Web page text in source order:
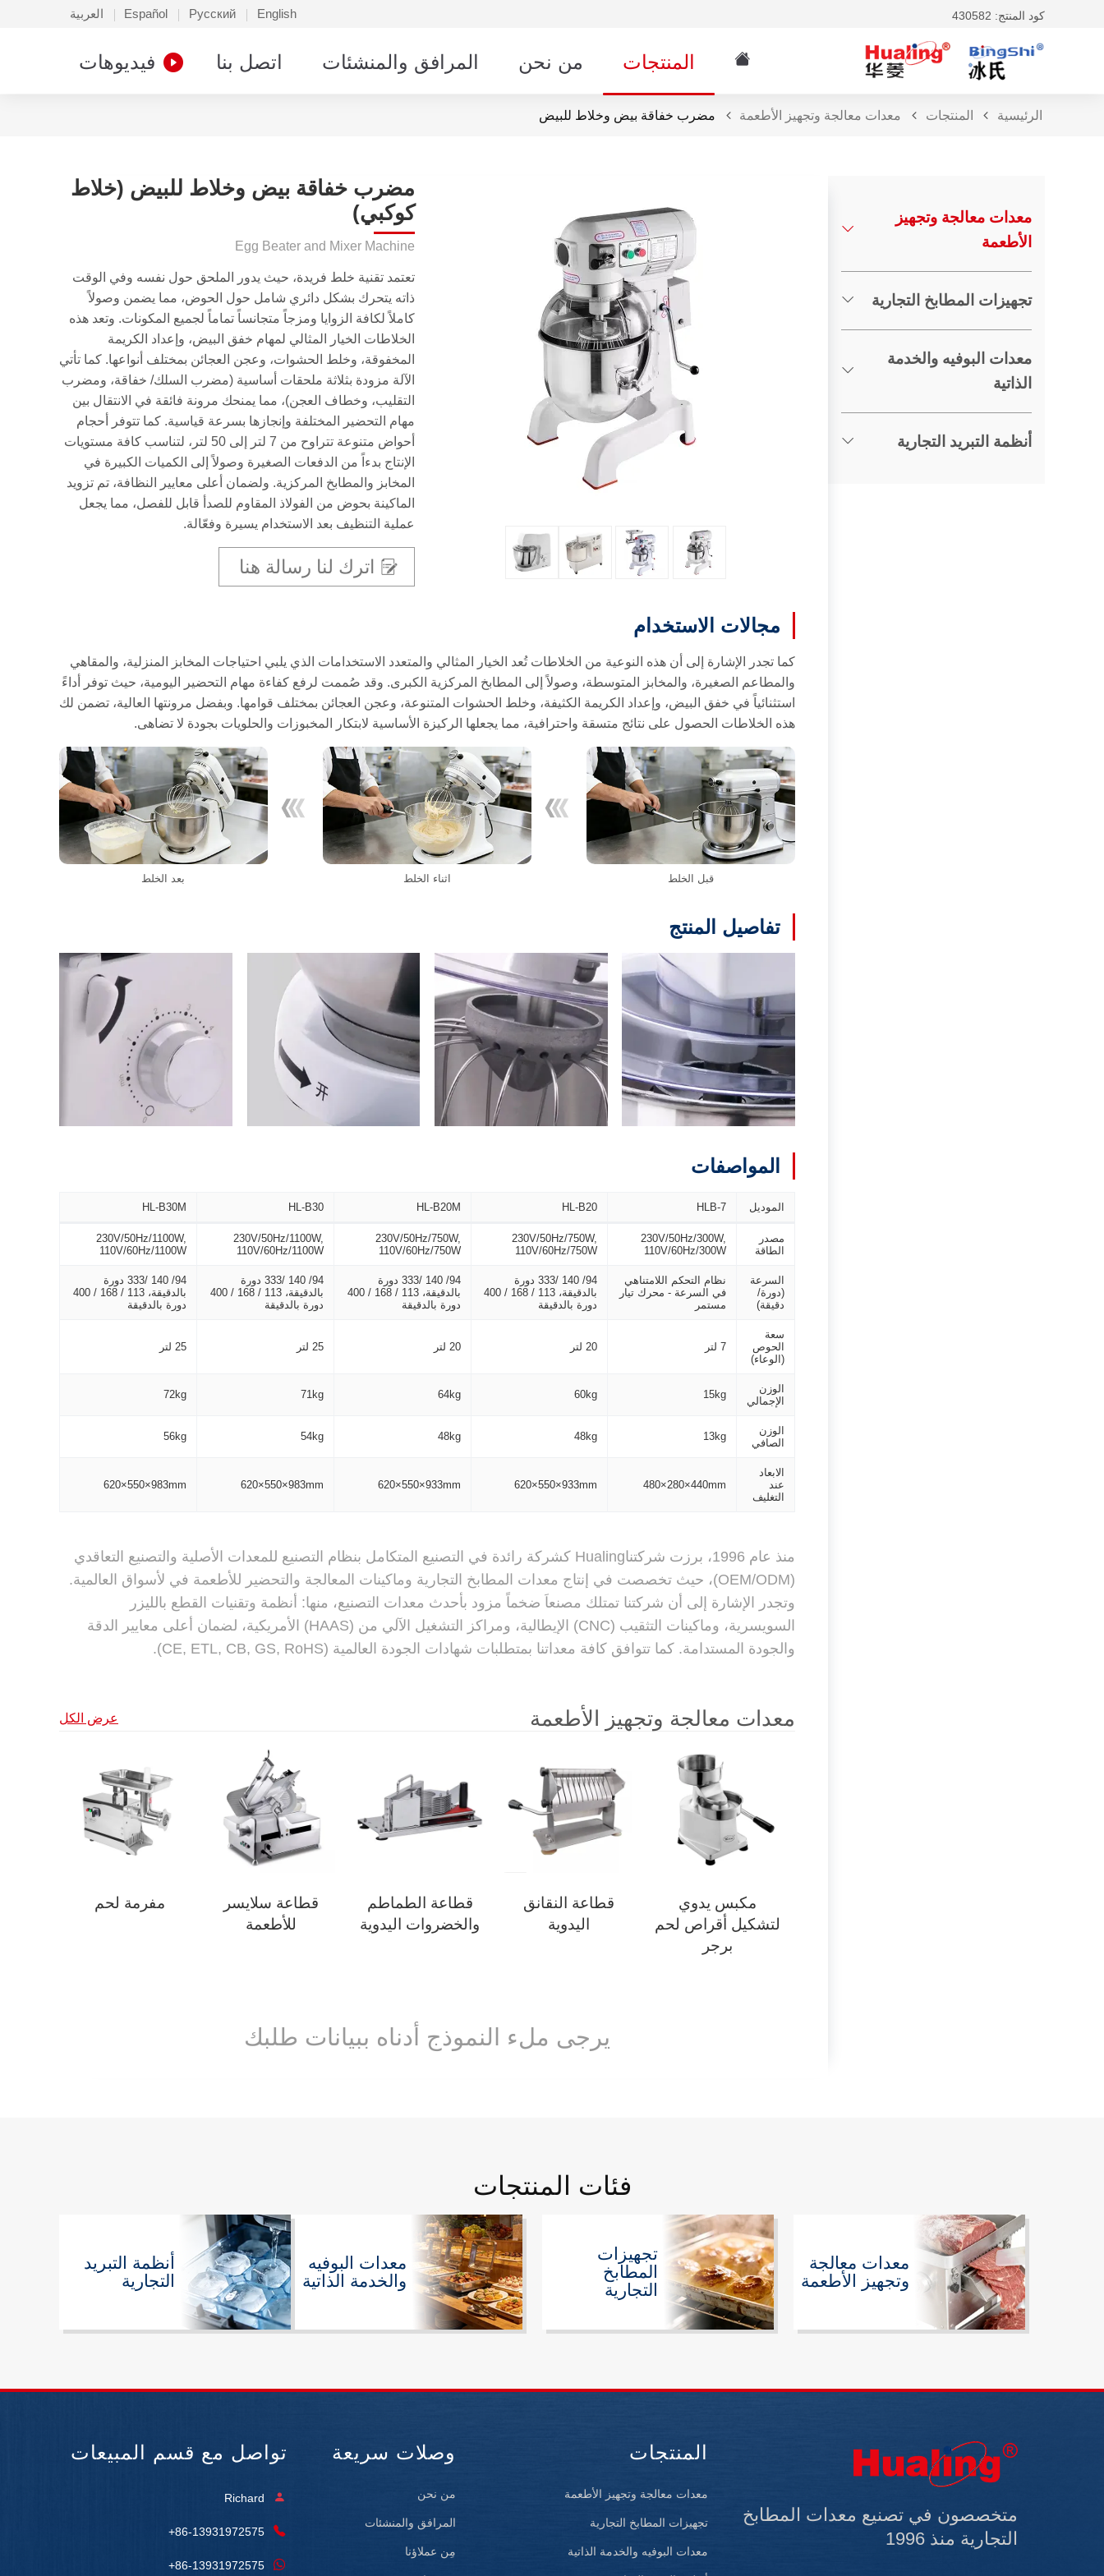
كود المنتج: 430582 English
Русский
Español العربية
المنتجات من نحن المرافق والمنشئات اتصل بنا فيديوهات
الرئيسية المنتجات معدات معالجة وتجهيز الأطعمة مضرب خفاقة بيض وخلاط للبيض
مضرب خفاقة بيض وخلاط للبيض (خلاط
كوكبي)
Egg Beater and Mixer Machine
تعتمد تقنية خلط فريدة، حيث يدور الملحق حول نفسه وفي الوقت
ذاته يتحرك بشكل دائري شامل حول الحوض، مما يضمن وصولاً
كاملاً لكافة الزوايا ومزجاً متجانساً تماماً لجميع المكونات. وتعد هذه
الخلاطات الخيار المثالي لمهام خفق البيض، وإعداد الكريمة
المخفوقة، وخلط الحشوات، وعجن العجائن بمختلف أنواعها. كما تأتي
الآلة مزودة بثلاثة ملحقات أساسية (مضرب السلك/ خفاقة، ومضرب
التقليب، وخطاف العجن)، مما يمنحك مرونة فائقة في الانتقال بين
مهام التحضير المختلفة وإنجازها بسرعة قياسية. كما تتوفر أحجام
أحواض متنوعة تتراوح من 7 لتر إلى 50 لتر، لتناسب كافة مستويات
الإنتاج بدءاً من الدفعات الصغيرة وصولاً إلى الكميات الكبيرة في
المخابز والمطابخ المركزية. ولضمان أعلى معايير النظافة، تم تزويد
الماكينة بحوض من الفولاذ المقاوم للصدأ قابل للفصل، مما يجعل
عملية التنظيف بعد الاستخدام يسيرة وفعّالة.
اترك لنا رسالة هنا
مجالات الاستخدام
كما تجدر الإشارة إلى أن هذه النوعية من الخلاطات تُعد الخيار المثالي والمتعدد الاستخدامات الذي يلبي احتياجات المخابز المنزلية، والمقاهي
والمطاعم الصغيرة، والمخابز المتوسطة، وصولاً إلى المطابخ المركزية الكبرى. وقد صُممت لرفع كفاءة مهام التحضير اليومية، حيث توفر أداءً
استثنائياً في خفق البيض، وإعداد الكريمة الكثيفة، وخلط الحشوات المتنوعة، وعجن العجائن بمختلف قوامها. وبفضل مرونتها العالية، تضمن لك
هذه الخلاطات الحصول على نتائج متسقة واحترافية، مما يجعلها الركيزة الأساسية لابتكار المخبوزات والحلويات بجودة لا تضاهى.
قبل الخلط اثناء الخلط بعد الخلط
تفاصيل المنتج
المواصفات
الموديل HLB-7
HL-B20
HL-B20M
HL-B30
HL-B30M
مصدر
الطاقة
230V/50Hz/300W,
110V/60Hz/300W
230V/50Hz/750W,
110V/60Hz/750W
230V/50Hz/750W,
110V/60Hz/750W
230V/50Hz/1100W,
110V/60Hz/1100W
230V/50Hz/1100W,
110V/60Hz/1100W
السرعة
(دورة/
دقيقة)
نظام التحكم اللامتناهي
في السرعة - محرك تيار
مستمر
94/ 140 /333 دورة
بالدقيقة، 113 / 168 / 400
دورة بالدقيقة
94/ 140 /333 دورة
بالدقيقة، 113 / 168 / 400
دورة بالدقيقة
94/ 140 /333 دورة
بالدقيقة، 113 / 168 / 400
دورة بالدقيقة
94/ 140 /333 دورة
بالدقيقة، 113 / 168 / 400
دورة بالدقيقة
سعة
الحوص
(الوعاء)
7 لتر 20 لتر 20 لتر 25 لتر 25 لتر
الوزن
الإجمالي
15kg
60kg
64kg
71kg
72kg
الوزن
الصافي
13kg
48kg
48kg
54kg
56kg
الابعاد
عند
التغليف
480×280×440mm
620×550×933mm
620×550×933mm
620×550×983mm
620×550×983mm
منذ عام 1996، برزت شركتناHualing كشركة رائدة في التصنيع المتكامل بنظام التصنيع للمعدات الأصلية والتصنيع التعاقدي
(OEM/ODM)، حيث تخصصت في إنتاج معدات المطابخ التجارية وماكينات المعالجة والتحضير للأطعمة في لأسواق العالمية.
وتجدر الإشارة إلى أن شركتنا تمتلك مصنعاَ ضخماً مزود بأحدث معدات التصنيع، منها: أنظمة وتقنيات القطع بالليزر
السويسرية، وماكينات التثقيب (CNC) الإيطالية، ومراكز التشغيل الآلي من (HAAS) الأمريكية، لضمان أعلى معايير الدقة
والجودة المستدامة. كما تتوافق كافة معداتنا بمتطلبات شهادات الجودة العالمية (CE, ETL, CB, GS, RoHS).
معدات معالجة وتجهيز الأطعمة عرض الكل
مكبس يدوي
لتشكيل أقراص لحم
برجر
قطاعة النقانق
اليدوية
قطاعة الطماطم
والخضروات اليدوية
قطاعة سلايسر
للأطعمة
مفرمة لحم
يرجى ملء النموذج أدناه ببيانات طلبك
معدات معالجة وتجهيز
الأطعمة
تجهيزات المطابخ التجارية
معدات البوفيه والخدمة
الذاتية
أنظمة التبريد التجارية
فئات المنتجات
معدات معالجة
وتجهيز الأطعمة
تجهيزات
المطابخ
التجارية
معدات البوفيه
والخدمة الذاتية
أنظمة التبريد
التجارية
متخصصون في تصنيع معدات المطابخ
التجارية منذ 1996
المنتجات
معدات معالجة وتجهيز الأطعمة
تجهيزات المطابخ التجارية
معدات البوفيه والخدمة الذاتية
وصلات سريعة
من نحن
المرافق والمنشئات
مِن عملاؤنا
تواصل مع قسم المبيعات
Richard
+86-13931972575
+86-13931972575